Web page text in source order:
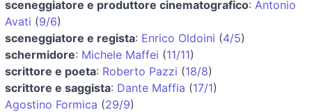
sceneggiatore e produttore cinematografico: Antonio
Avati (9/6)
sceneggiatore e regista: Enrico Oldoini (4/5)
schermidore: Michele Maffei (11/11)
scrittore e poeta: Roberto Pazzi (18/8)
scrittore e saggista: Dante Maffia (17/1)
Agostino Formica (29/9)